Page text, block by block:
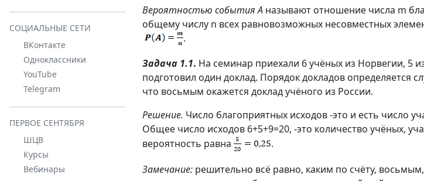
СОЦИАЛЬНЫЕ СЕТИ
ВКонтакте
Одноклассники
YouTube
Telegram
ПЕРВОЕ СЕНТЯБРЯ
ШЦВ
Курсы
Вебинары
Вероятностью события А называют отношение числа m
общему числу n всех равновозможных несовместных
.
Задача 1.1. На семинар приехали 6 учёных из Норвегии, 5
подготовил один доклад. Порядок докладов определяется
что восьмым окажется доклад учёного из России.
Решение. Число благоприятных исходов -это и есть число
Общее число исходов 6+5+9=20, -это количество учёных,
вероятность равна
.
Замечание: решительно всё равно, каким по счёту,